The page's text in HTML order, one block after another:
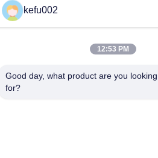
portabile di
LP331419
0.4mm di
batteria ultra piccola di
leggera della cuffia
avricolare PAC600818
kefu002
12:53 PM
Good day, what product are you looking
for?